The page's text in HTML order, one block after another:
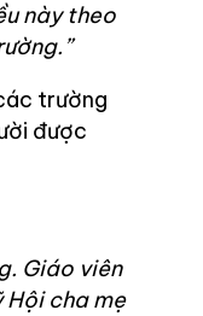
này theo
trường
được
Giáo viên
cha mẹ